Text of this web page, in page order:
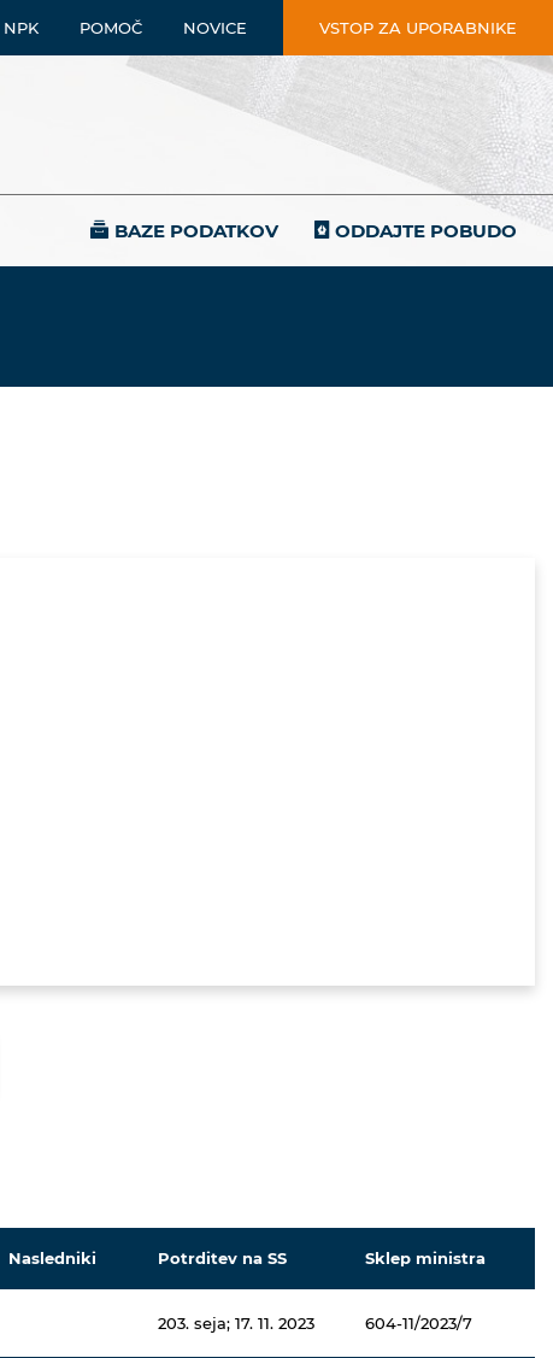
NPK POMOČ NOVICE VSTOP ZA UPORABNIKE
BAZE PODATKOV ODDAJTE POBUDO
Nasledniki Potrditev na SS Sklep ministra
203. seja; 17. 11. 2023 604-11/2023/7